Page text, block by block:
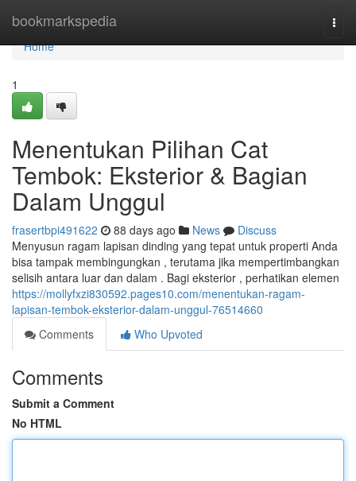
bookmarkspedia
Home
Home
1
Menentukan Pilihan Cat
Tembok: Eksterior & Bagian
Dalam Unggul
frasertbpi491622 88 days ago News
Discuss
Menyusun ragam lapisan dinding yang tepat untuk properti Anda
bisa tampak membingungkan , terutama jika mempertimbangkan
selisih antara luar dan dalam . Bagi eksterior , perhatikan elemen
https://mollyfxzi830592.pages10.com/menentukan-ragam-
lapisan-tembok-eksterior-dalam-unggul-76514660
Comments
Who Upvoted
Comments
Submit a Comment
No HTML